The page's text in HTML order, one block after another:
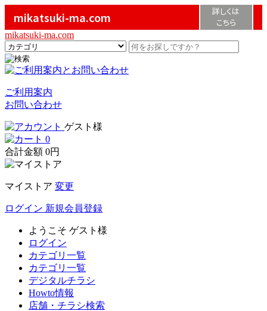
mikatsuki-ma.com
詳しくは
こちら
mikatsuki-ma.com
ご利用案内
お問い合わせ
ゲスト様
0
合計金額 0円
マイストア 変更
ログイン 新規会員登録
ようこそ ゲスト様
ログイン
カテゴリ一覧
カテゴリ一覧
デジタルチラシ
Howto情報
店舗・チラシ検索